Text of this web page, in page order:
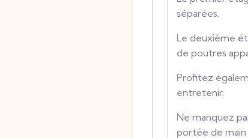
séparées.
Le deuxième
de poutres
Profitez
entretenir.
Ne manquez
portée de main